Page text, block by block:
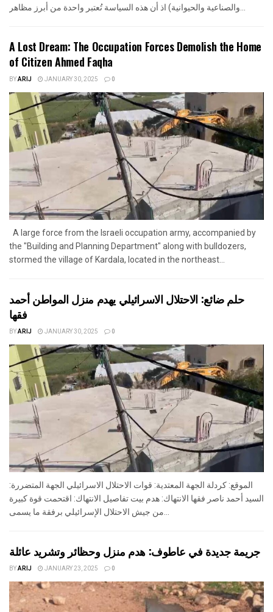
A Lost Dream: The Occupation Forces Demolish the Home
of Citizen Ahmed Faqha
BYARIJ JANUARY 30, 2025 0
A large force from the Israeli occupation army, accompanied by
the "Building and Planning Department" along with bulldozers,
stormed the village of Kardala, located in the northeast...
حلم ضائع: الاحتلال الاسرائيلي يهدم منزل المواطن أحمد
فقها
BYARIJ JANUARY 30, 2025 0
الموقع: كردلة الجهة المعتدية: قوات الاحتلال الاسرائيلي الجهة المتضررة:
السيد أحمد ناصر فقها الانتهاك: هدم بيت تفاصيل الانتهاك: اقتحمت قوة كبيرة
جريمة جديدة في عاطوف: هدم منزل وحظائر وتشريد عائلة
BYARIJ JANUARY 23, 2025 0